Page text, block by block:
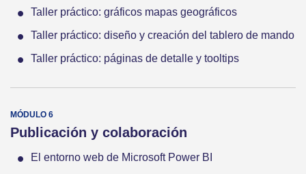
Taller práctico: gráficos mapas geográficos
Taller práctico: diseño y creación del tablero de mando
Taller práctico: páginas de detalle y tooltips
Publicación y colaboración
El entorno web de Microsoft Power BI